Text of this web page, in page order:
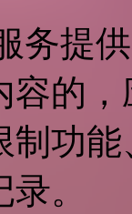
务提
容的
制功
。